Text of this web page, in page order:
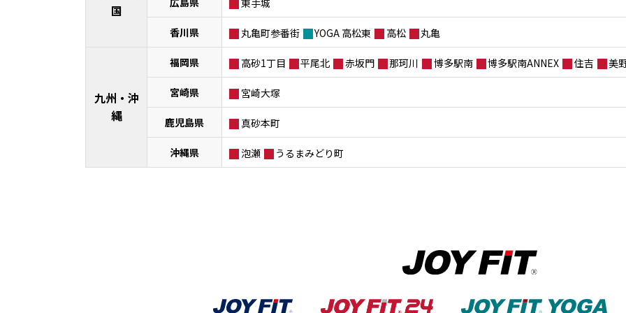
国
東手城
香川県 丸亀町参番街 YOGA 高松東 高松 丸亀
九州・沖
縄
福岡県 高砂1丁目 平尾北 赤坂門 那珂川 博多駅南 博多駅南ANNEX 住吉 美
宮崎県 宮崎大塚
鹿児島県 真砂本町
沖縄県 泡瀬 うるまみどり町